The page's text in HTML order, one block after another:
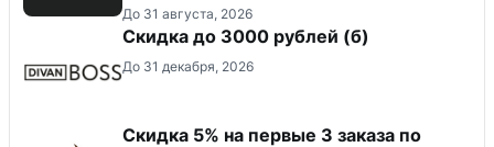
До 31 августа, 2026
Скидка до 3000 рублей (б)
До 31 декабря, 2026
Скидка 5% на первые 3 заказа по